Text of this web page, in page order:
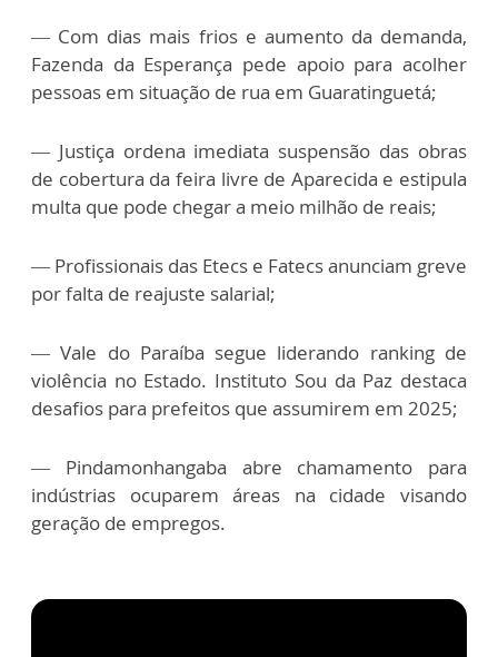
— Com dias mais frios e aumento da demanda,
Fazenda da Esperança pede apoio para acolher
pessoas em situação de rua em Guaratinguetá;
— Justiça ordena imediata suspensão das obras
de cobertura da feira livre de Aparecida e estipula
multa que pode chegar a meio milhão de reais;
— Profissionais das Etecs e Fatecs anunciam greve
por falta de reajuste salarial;
— Vale do Paraíba segue liderando ranking de
violência no Estado. Instituto Sou da Paz destaca
desafios para prefeitos que assumirem em 2025;
— Pindamonhangaba abre chamamento para
indústrias ocuparem áreas na cidade visando
geração de empregos.